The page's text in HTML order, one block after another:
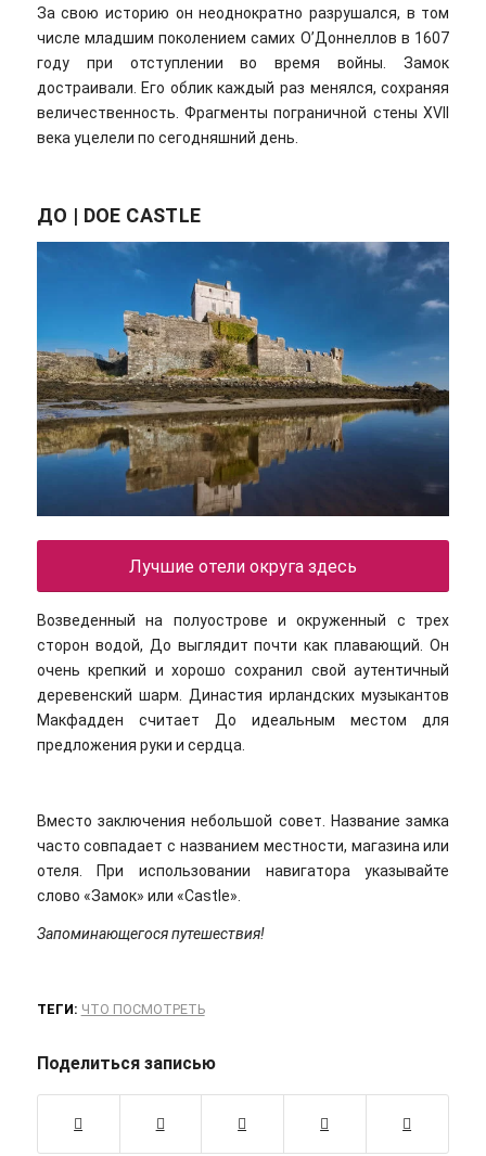
За свою историю он неоднократно разрушался, в том
числе младшим поколением самих О’Доннеллов в 1607
году при отступлении во время войны. Замок
достраивали. Его облик каждый раз менялся, сохраняя
величественность. Фрагменты пограничной стены XVII
века уцелели по сегодняшний день.
ДО | DOE CASTLE
Лучшие отели округа здесь
Возведенный на полуострове и окруженный с трех
сторон водой, До выглядит почти как плавающий. Он
очень крепкий и хорошо сохранил свой аутентичный
деревенский шарм. Династия ирландских музыкантов
Макфадден считает До идеальным местом для
предложения руки и сердца.
Вместо заключения небольшой совет. Название замка
часто совпадает с названием местности, магазина или
отеля. При использовании навигатора указывайте
слово «Замок» или «Castle».
Запоминающегося путешествия!
ТЕГИ: ЧТО ПОСМОТРЕТЬ
Поделиться записью